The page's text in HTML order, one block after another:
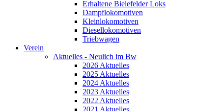
Erhaltene Bielefelder Loks
Dampflokomotiven
Kleinlokomotiven
Diesellokomotiven
Triebwagen
Verein
Aktuelles - Neulich im Bw
2026 Aktuelles
2025 Aktuelles
2024 Aktuelles
2023 Aktuelles
2022 Aktuelles
2021 Aktuelles